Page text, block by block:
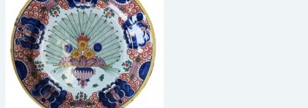
curiosa
schilderijen
porselein/aardewerk
juwelen/horloges/brillen